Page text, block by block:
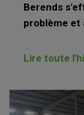
Berends
problème et
Lire toute